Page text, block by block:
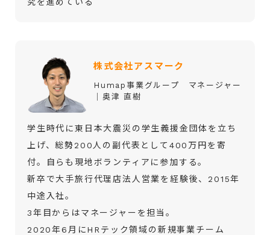
株式会社アスマーク
Humap事業グループ マネージャー
│奥津 直樹
学生時代に東日本大震災の学生義援金団体を立ち
上げ、総勢200人の副代表として400万円を寄
付。自らも現地ボランティアに参加する。
新卒で大手旅行代理店法人営業を経験後、2015年
中途入社。
3年目からはマネージャーを担当。
2020年6月にHRテック領域の新規事業チーム